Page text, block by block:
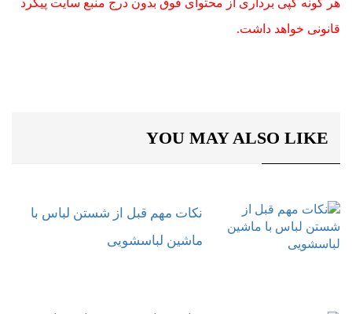
قانونی خواهد داشت.
YOU MAY ALSO LIKE
نکات مهم قبل از شستن لباس با
ماشین لباسشویی